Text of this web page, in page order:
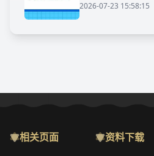
2026-07-23 15:58:15
相关页面 资料下载